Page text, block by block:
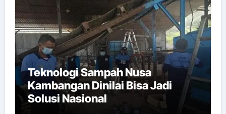
Teknologi Sampah Nusa
Kambangan Dinilai Bisa Jadi
Solusi Nasional